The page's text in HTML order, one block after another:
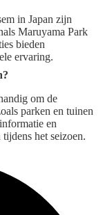
in Japan zijn
Maruyama Park
bieden
ervaring.
om de
parken en tuinen
en
het seizoen.